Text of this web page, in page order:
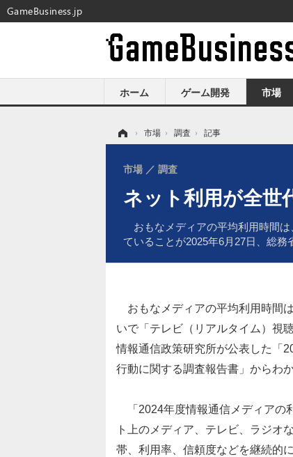
ホーム ゲーム開発 市場
› 市場 › 調査 › 記事
ネット利用が全世
おもなメディアの平均利用時間は
ていることが2025年6月27日、総
市場 調査
おもなメディアの平均利用時間
いで「テレビ（リアルタイム）視
情報通信政策研究所が公表した「
行動に関する調査報告書」からわか
「2024年度情報通信メディアの
ト上のメディア、テレビ、ラジオ
帯、利用率、信頼度などを継続的
GameBusiness.jp